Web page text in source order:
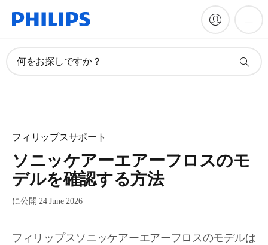
何をお探しですか？
フィリップスサポート
ソニッケアーエアーフロスのモ
デルを確認する方法
に公開 24 June 2026
フィリップスソニッケアーエアーフロスのモデルは